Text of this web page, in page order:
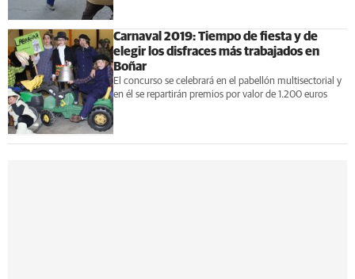
Carnaval 2019: Tiempo de fiesta y de
elegir los disfraces más trabajados en
Boñar
El concurso se celebrará en el pabellón multisectorial y
en él se repartirán premios por valor de 1.200 euros